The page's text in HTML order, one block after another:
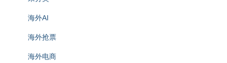
海外AI
海外抢票
海外电商